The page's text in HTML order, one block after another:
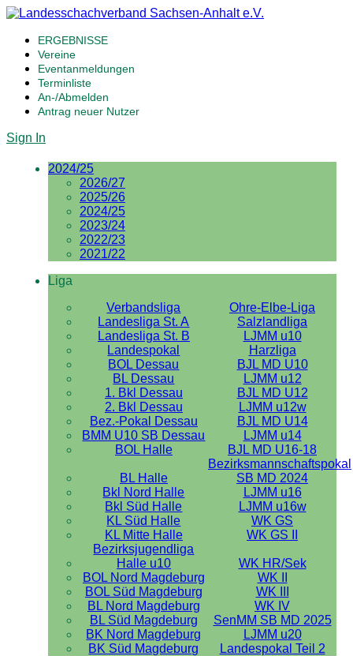
ERGEBNISSE
Vereine
Eventanmeldungen
Terminliste
An-/Abmelden
Antrag neuer Nutzer
Sign In
2024/25
2026/27
2025/26
2024/25
2023/24
2022/23
2021/22
Liga
Verbandsliga
Ohre-Elbe-Liga
Landesliga St. A
Salzlandliga
Landesliga St. B
LJMM u10
Landespokal
Harzliga
BOL Dessau
BJL MD U10
BL Dessau
LJMM u12
1. Bkl Dessau
BJL MD U12
2. Bkl Dessau
LJMM u12w
Bez.-Pokal Dessau
BJL MD U14
BMM U10 SB Dessau
LJMM u14
BOL Halle
BJL MD U16-18
BL Halle
Bezirksmannschaftspokal
SB MD 2024
Bkl Nord Halle
LJMM u16
Bkl Süd Halle
LJMM u16w
KL Süd Halle
WK GS
KL Mitte Halle
WK GS II
Bezirksjugendliga
Halle u10
WK HR/Sek
BOL Nord Magdeburg
WK II
BOL Süd Magdeburg
WK III
BL Nord Magdeburg
WK IV
BL Süd Magdeburg
SenMM SB MD 2025
BK Nord Magdeburg
LJMM u20
BK Süd Magdeburg
Landespokal Teil 2